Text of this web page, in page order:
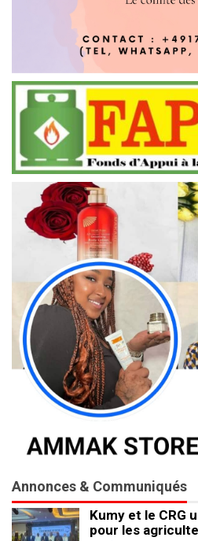
Annonces & Communiqués
Kumy et le CRG
pour les